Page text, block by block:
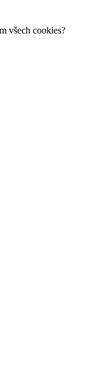
všech cookies?